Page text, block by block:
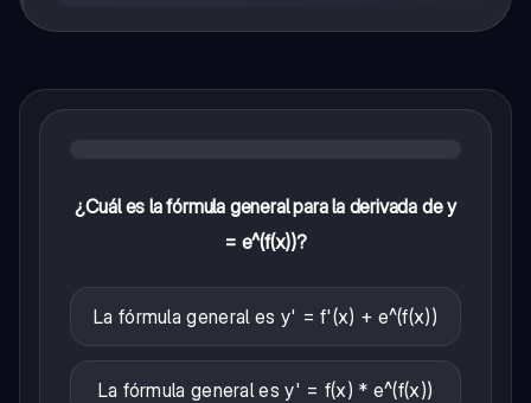
¿Cuál es la fórmula general para la derivada de y
= e^(f(x))?
La fórmula general es y' = f'(x) + e^(f(x))
La fórmula general es y' = f(x) * e^(f(x))